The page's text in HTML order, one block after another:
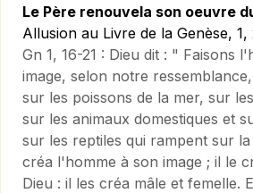
Le Père renouvela son oeuvre
Allusion au Livre de la Genèse, 1,
Gn 1, 16-21 : Dieu dit : " Faisons
image, selon notre
sur les poissons de la mer, sur
sur les animaux domestiques et
sur les reptiles qui rampent sur
créa l'homme à son image ; il le
Dieu : il les créa mâle et femelle.